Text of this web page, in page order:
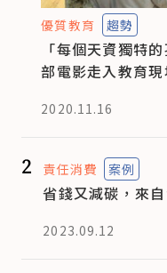
優質教育 趨勢
「每個天資獨特
部電影走入教育
2020.11.16
2 責任消費 案例
省錢又減碳，來
2023.09.12